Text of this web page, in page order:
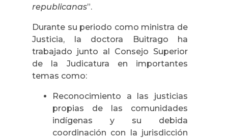
republicanas”.
Durante su periodo como ministra de
Justicia, la doctora Buitrago ha
trabajado junto al Consejo Superior
de la Judicatura en importantes
temas como:
Reconocimiento a las justicias
propias de las comunidades
indígenas y su debida
coordinación con la jurisdicción